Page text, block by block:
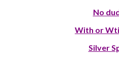
No
With or
Silver